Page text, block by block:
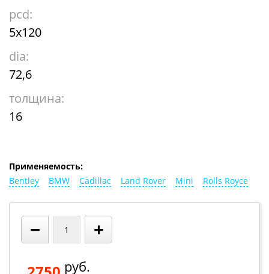
pcd:
5x120
dia:
72,6
толщина:
16
Применяемость:
Bentley
BMW Cadillac Land Rover Mini Rolls Royce
− +
руб.